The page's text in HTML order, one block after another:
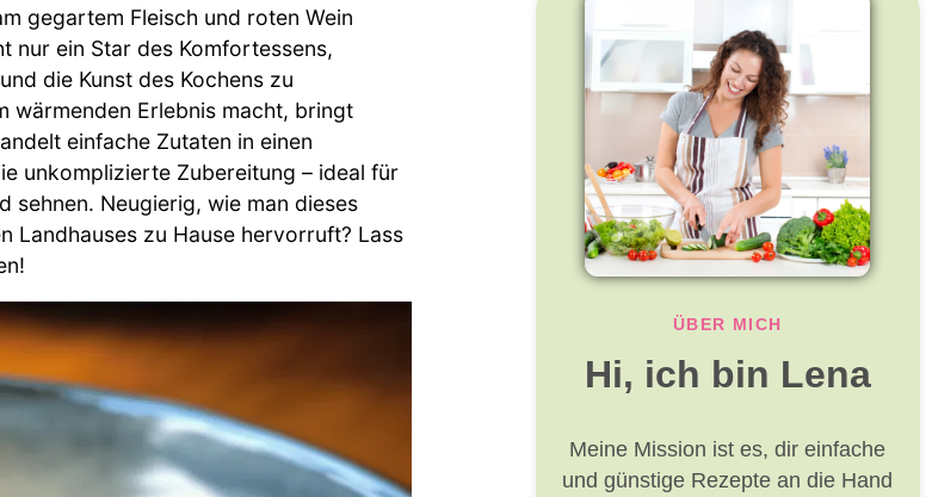
gegartem Fleisch und roten Wein
nur ein Star des Komfortessens,
die Kunst des Kochens zu
wärmenden Erlebnis macht, bringt
einfache Zutaten in einen
unkomplizierte Zubereitung – ideal für
sehnen. Neugierig, wie man dieses
Landhauses zu Hause hervorruft? Lass
ÜBER MICH
Hi, ich bin Lena
Meine Mission ist es, dir einfache
und günstige Rezepte an die Hand